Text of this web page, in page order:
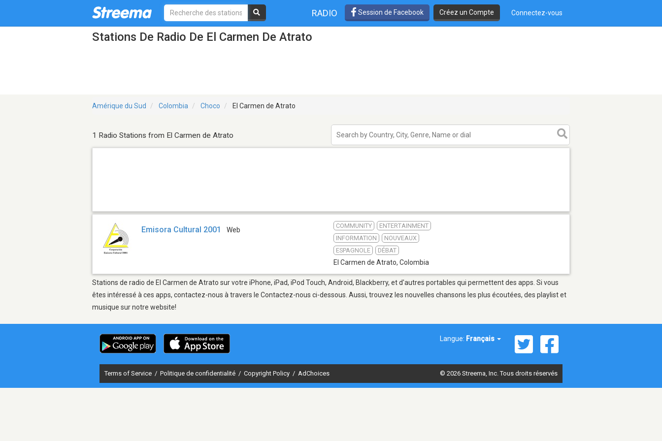
RADIO Session de Facebook Créez un Compte Connectez-vous
Stations De Radio De El Carmen De Atrato
Amérique du Sud Colombia Choco El Carmen de Atrato
1 Radio Stations from El Carmen de Atrato
Emisora Cultural 2001 Web
COMMUNITY
ENTERTAINMENT
INFORMATION
NOUVEAUX
ESPAGNOLE
DÉBAT
El Carmen de Atrato, Colombia
Stations de radio de El Carmen de Atrato sur votre iPhone, iPad, iPod Touch, Android, Blackberry, et d'autres portables qui permettent des apps. Si vous
êtes intéressé à ces apps, contactez-nous à travers le Contactez-nous ci-dessous. Aussi, trouvez les nouvelles chansons les plus écoutées, des playlist et
musique sur notre website!
Langue: Français
Terms of Service / Politique de confidentialité / Copyright Policy / AdChoices © 2026 Streema, Inc. Tous droits réservés